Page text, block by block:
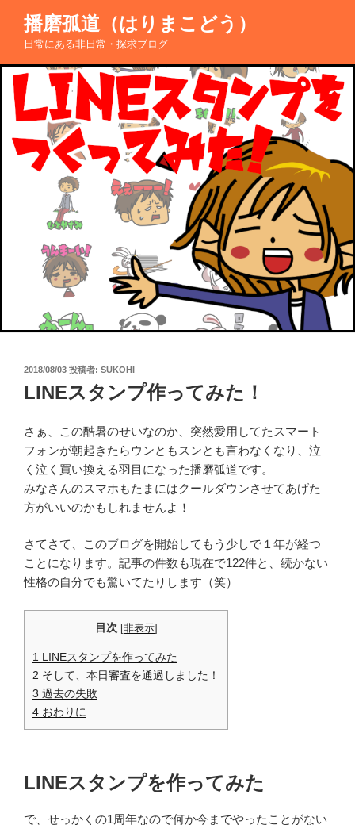
ン
播磨孤道（はりまこどう）
日常にある非日常・探求ブログ
投
日:
2018/08/03 投稿者: SUKOHI
LINEスタンプ作ってみた！
さぁ、この酷暑のせいなのか、突然愛用してたスマート
フォンが朝起きたらウンともスンとも言わなくなり、泣
く泣く買い換える羽目になった播磨弧道です。
みなさんのスマホもたまにはクールダウンさせてあげた
方がいいのかもしれませんよ！
さてさて、このブログを開始してもう少しで１年が経つ
ことになります。記事の件数も現在で122件と、続かない
性格の自分でも驚いてたりします（笑）
目次 [非表示]
1 LINEスタンプを作ってみた
2 そして、本日審査を通過しました！
3 過去の失敗
4 おわりに
LINEスタンプを作ってみた
で、せっかくの1周年なので何か今までやったことがない